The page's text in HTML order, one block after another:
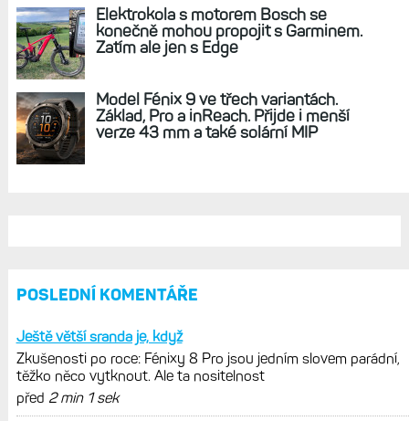
Elektrokola s motorem Bosch se
konečně mohou propojit s Garminem.
Zatím ale jen s Edge
Model Fénix 9 ve třech variantách.
Základ, Pro a inReach. Přijde i menší
verze 43 mm a také solární MIP